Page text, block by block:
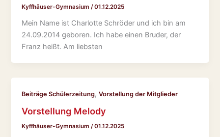
Kyffhäuser-Gymnasium /01.12.2025
Mein Name ist Charlotte Schröder und ich bin am
24.09.2014 geboren. Ich habe einen Bruder, der
Franz heißt. Am liebsten
Beiträge Schülerzeitung,Vorstellung der Mitglieder
Vorstellung Melody
Kyffhäuser-Gymnasium/01.12.2025